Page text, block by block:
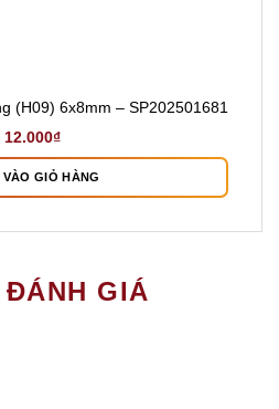
(H09) 6x8mm – SP202501681
12.000₫
VÀO GIỎ HÀNG
ĐÁNH GIÁ